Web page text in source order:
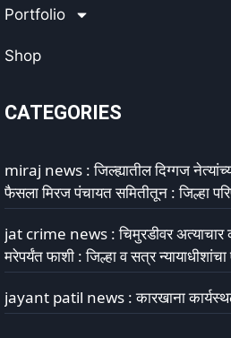
Portfolio
Shop
CATEGORIES
miraj news : जिल्ह्यातील दिग्गज
फैसला मिरज पंचायत समितीतून : जिल्हा
jat crime news : चिमुरडीवर अत्याचार
मरेपर्यंत फाशी : जिल्हा व सत्र
jayant patil news : कारखाना